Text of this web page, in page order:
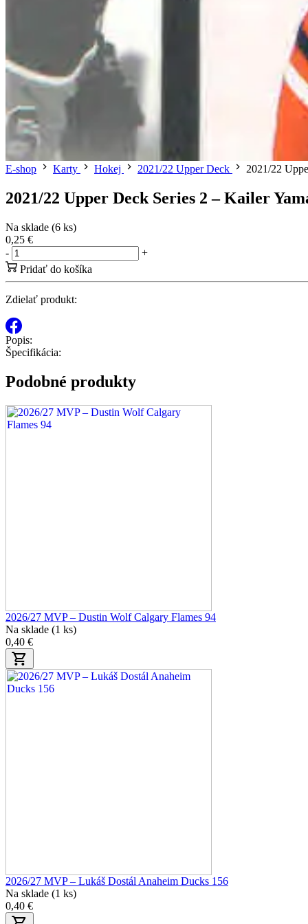
E-shop Karty Hokej 2021/22 Upper Deck 2021/22
2021/22 Upper Deck Series 2 – Kailer
Na sklade (6 ks)
0,25 €
-
+
Pridať do košíka
Zdielať produkt:
Popis:
Špecifikácia:
Podobné produkty
2026/27 MVP – Dustin Wolf Calgary Flames 94
Na sklade (1 ks)
0,40 €
2026/27 MVP – Lukáš Dostál Anaheim Ducks 156
Na sklade (1 ks)
0,40 €